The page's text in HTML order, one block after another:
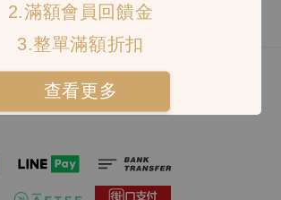
2.滿額會員回饋金
3.整單滿額折扣
查看更多